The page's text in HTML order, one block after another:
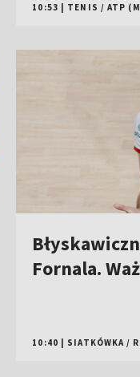
10:53 | TENIS / ATP
Fornala.
10:40 | SIATKÓWKA /